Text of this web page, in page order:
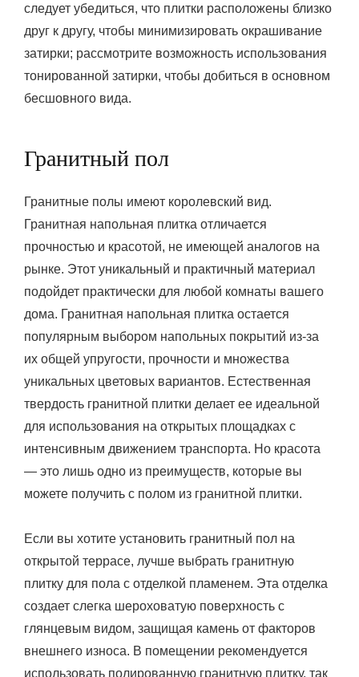
следует убедиться, что плитки расположены близко
друг к другу, чтобы минимизировать окрашивание
затирки; рассмотрите возможность использования
тонированной затирки, чтобы добиться в основном
бесшовного вида.
Гранитный пол
Гранитные полы имеют королевский вид.
Гранитная напольная плитка отличается
прочностью и красотой, не имеющей аналогов на
рынке. Этот уникальный и практичный материал
подойдет практически для любой комнаты вашего
дома. Гранитная напольная плитка остается
популярным выбором напольных покрытий из-за
их общей упругости, прочности и множества
уникальных цветовых вариантов. Естественная
твердость гранитной плитки делает ее идеальной
для использования на открытых площадках с
интенсивным движением транспорта. Но красота
— это лишь одно из преимуществ, которые вы
можете получить с полом из гранитной плитки.
Если вы хотите установить гранитный пол на
открытой террасе, лучше выбрать гранитную
плитку для пола с отделкой пламенем. Эта отделка
создает слегка шероховатую поверхность с
глянцевым видом, защищая камень от факторов
внешнего износа. В помещении рекомендуется
использовать полированную гранитную плитку, так